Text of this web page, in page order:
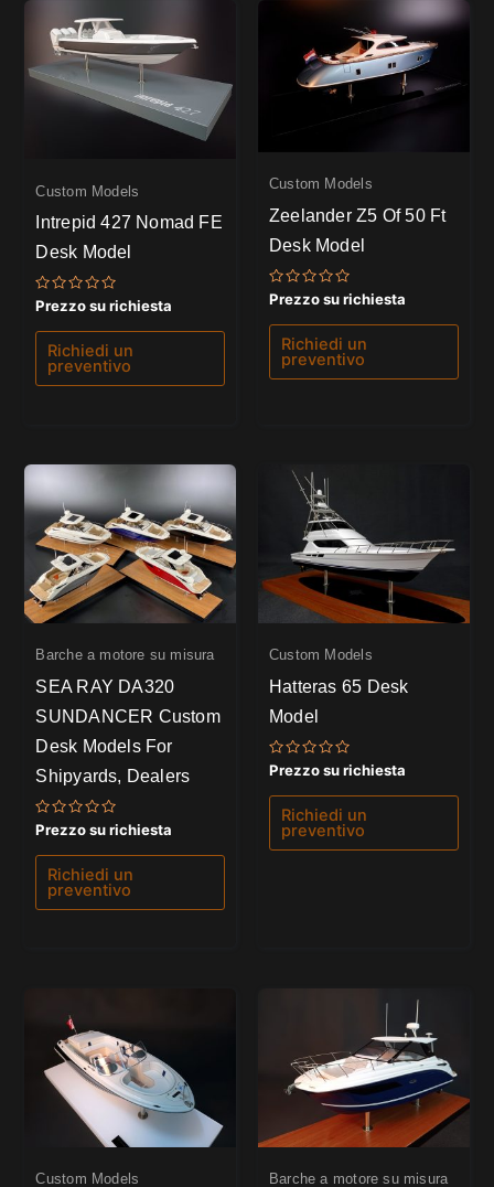
Custom Models
Intrepid 427 Nomad FE
Desk Model
Valutato
0
su
Prezzo su richiesta
Richiedi un
preventivo
Custom Models
Zeelander Z5 Of 50 Ft
Desk Model
Valutato
0
su
Prezzo su richiesta
Richiedi un
preventivo
Barche a motore su misura
SEA RAY DA320
SUNDANCER Custom
Desk Models For
Shipyards, Dealers
Valutato
0
su
Prezzo su richiesta
Richiedi un
preventivo
Custom Models
Hatteras 65 Desk
Model
Valutato
0
su
Prezzo su richiesta
Richiedi un
preventivo
Custom Models Barche a motore su misura